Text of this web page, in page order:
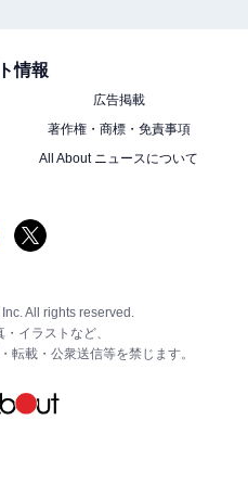
情報
広告掲載
著作権・商標・免責事項
All About ニュースについて
All rights reserved.
イラストなど、
転載・公衆送信等を禁じます。